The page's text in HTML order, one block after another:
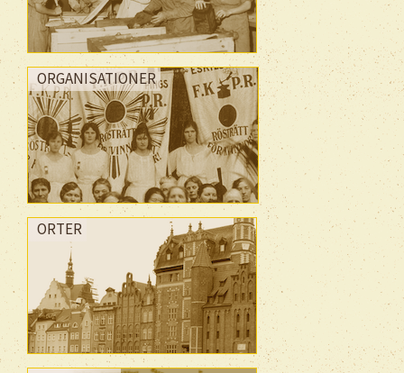
ORGANISATIONER
ORTER